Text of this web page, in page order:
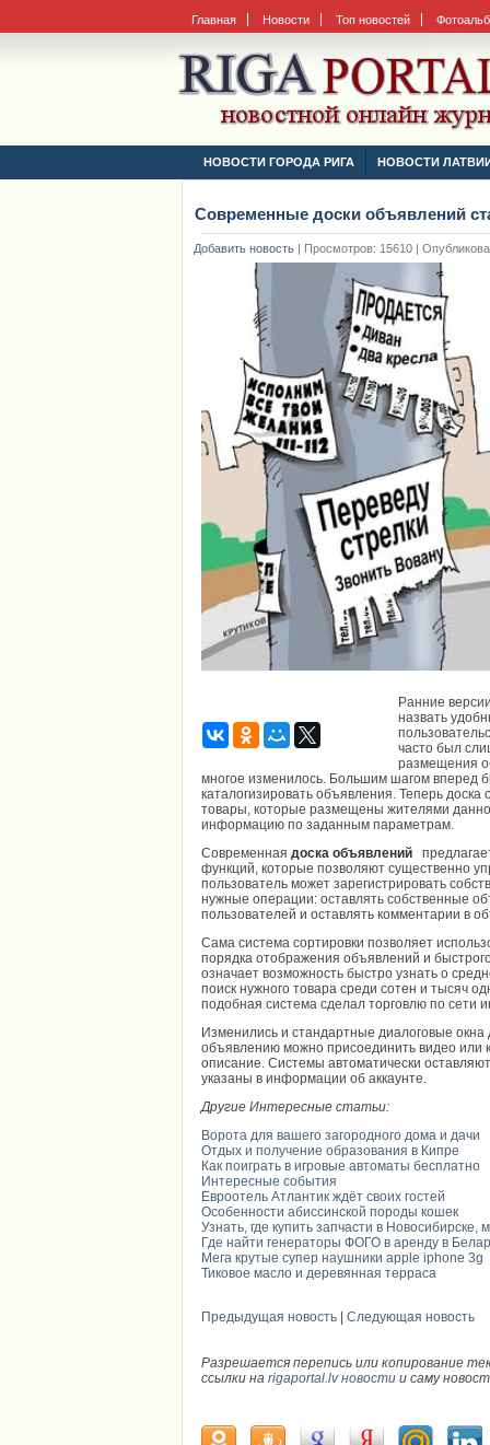
Главная Новости Топ новостей
НОВОСТИ ГОРОДА РИГА НОВОСТИ
Современные доски объявлений
Добавить новость | Просмотров: 15610 |
Ранние версии
назвать
часто был
размещения
многое изменилось. Большим шагом вперед
каталогизировать объявления. Теперь
товары, которые размещены жителями
информацию по заданным параметрам.
Современная доска объявлений
функций, которые позволяют существенно
пользователь может зарегистрировать
нужные операции: оставлять собственные
пользователей и оставлять комментарии в
Сама система сортировки позволяет
порядка отображения объявлений и
означает возможность быстро узнать о
поиск нужного товара среди сотен и тысяч
подобная система сделал торговлю по сети
Изменились и стандартные диалоговые
объявлению можно присоединить видео или
описание. Системы автоматически
указаны в информации об аккаунте.
Другие Интересные статьи:
Ворота для вашего загородного дома и дачи
Отдых и получение образования в Кипре
Как поиграть в игровые автоматы бесплатно
Интересные события
Евроотель Атлантик ждёт своих гостей
Особенности абиссинской породы кошек
Узнать, где купить запчасти в Новосибирске,
Где найти генераторы ФОГО в аренду в
Мега крутые супер наушники apple iphone 3g
Тиковое масло и деревянная терраса
Предыдущая новость Следующая новость
Разрешается перепись или копирование
ссылки на rigaportal.lv новости и саму